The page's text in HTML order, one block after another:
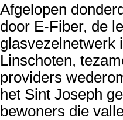
Afgelopen
door E-Fiber, de
glasvezelnetwerk
Linschoten,
providers
het Sint Joseph
bewoners die